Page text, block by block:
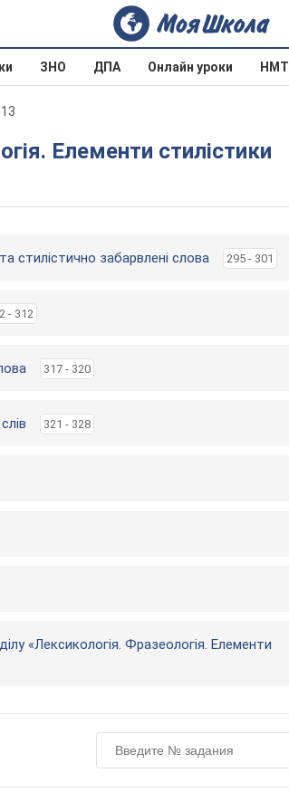
ЗНО ДПА Онлайн уроки НМТ
Елементи стилістики
стилістично забарвлені слова 295 - 301
- 312
317 - 320
321 - 328
«Лексикологія. Фразеологія. Елементи